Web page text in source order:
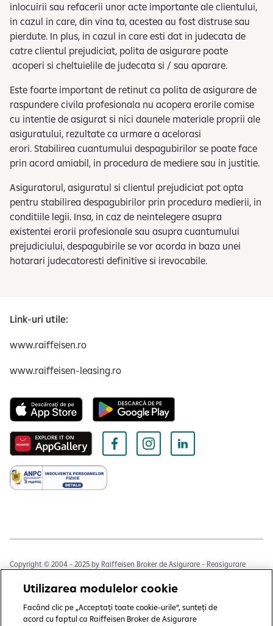
inlocuirii sau refacerii unor acte importante ale clientului,
in cazul in care, din vina ta, acestea au fost distruse sau
pierdute. In plus, in cazul in care esti dat in judecata de
catre clientul prejudiciat, polita de asigurare poate
acoperi si cheltuielile de judecata si / sau aparare.
Este foarte important de retinut ca polita de asigurare de
raspundere civila profesionala nu acopera erorile comise
cu intentie de asigurat si nici daunele materiale proprii ale
asiguratului, rezultate ca urmare a acelorasi
erori. Stabilirea cuantumului despagubirilor se poate face
prin acord amiabil, in procedura de mediere sau in justitie.
Asiguratorul, asiguratul si clientul prejudiciat pot opta
pentru stabilirea despagubirilor prin procedura medierii, in
conditiile legii. Insa, in caz de neintelegere asupra
existentei erorii profesionale sau asupra cuantumului
prejudiciului, despagubirile se vor acorda in baza unei
hotarari judecatoresti definitive si irevocabile.
Link-uri utile:
www.raiffeisen.ro
www.raiffeisen-leasing.ro
Copyright © 2004 - 2025 by Raiffeisen Broker de Asigurare - Reasigurare
Termeni și condiții
Politică de utilizare cookies
Utilizarea modulelor cookie
Facând clic pe „Acceptați toate cookie-urile”, sunteți de
acord cu faptul ca Raiffeisen Broker de Asigurare